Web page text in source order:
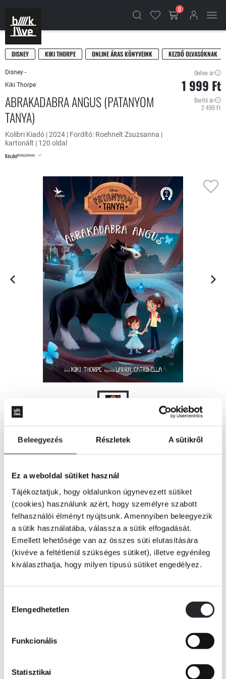
Beleegyezés Részletek A sütikről
Ez a weboldal sütiket használ
Tájékoztatjuk, hogy oldalunkon úgynevezett sütiket
(cookies) használunk azért, hogy személyre szabott
felhasználói élményt nyújtsunk. Amennyiben beleegyezik
a sütik használatába, válassza a sütik elfogadását.
Emellett lehetősége van az összes süti elutasítására
(kivéve a feltétlenül szükséges sütiket), illetve egyénileg
kiválaszthatja, hogy milyen típusú sütiket engedélyez.
kiválasztása
Elengedhetetlen
Funkcionális
Statisztikai
0
DISNEY KIKI THORPE ONLINE ÁRAS KÖNYVEINK KEZDŐ OLVASÓKNAK
Disney -
Kiki Thorpe
ABRAKADABRA ANGUS (PATANYOM
TANYA)
Kolibri Kiadó | 2024 | Fordító: Roehnelt Zsuzsanna |
kartonált | 120 oldal
KészletKészleten
Online ár:
1 999 Ft
Borító ár:
2 499 Ft
A testvérek kalandja folytatódik!
Maddie és húga, Evie a Patanyom Tanyán élnek,ahol varázskút is van – amely kívánságokat
teljesít!
Épp csak véget ért kalandjuk Maximusszal, Aranyhajlovával, amikor felbukkan Angus,
de ezúttal
hiába. Mihez kezdjenek most a testvérek?
Hogyan juttassák vissza Angust a saját meséjébe?
Tovább
KÖNYV ADATAI
VIDEÓK